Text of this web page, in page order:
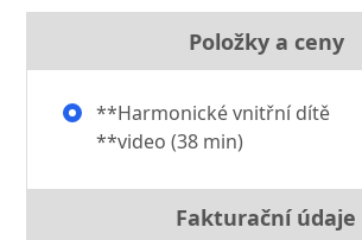
Položky a ceny
**Harmonické vnitřní dítě
**video (38 min)
Fakturační údaje